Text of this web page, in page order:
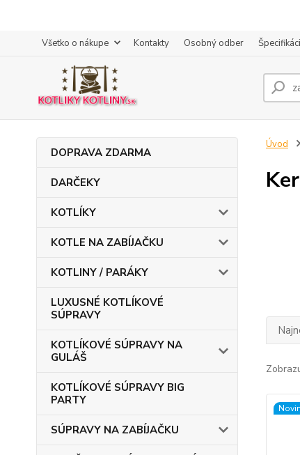
Všetko o nákupe Kontakty Osobný odber
DOPRAVA ZDARMA
DARČEKY
KOTLÍKY
KOTLE NA ZABÍJAČKU
KOTLINY / PARÁKY
LUXUSNÉ KOTLÍKOVÉ
SÚPRAVY
KOTLÍKOVÉ SÚPRAVY NA
GULÁŠ
KOTLÍKOVÉ SÚPRAVY BIG
PARTY
SÚPRAVY NA ZABÍJAČKU
Úvod